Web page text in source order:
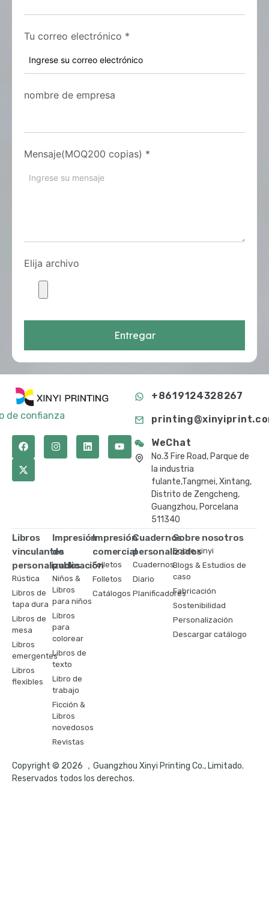
Tu correo electrónico *
nombre de empresa
Mensaje(MOQ200 copias) *
Elija archivo
Entregar
de confianza
+8619124328267
WeChat
No.3 Fire Road, Parque de
la industria
fulante,Tangmei, Xintang,
Distrito de Zengcheng,
Guangzhou, Porcelana
511340
Libros
vinculantes
personalizados
Rústica
Libros de
tapa dura
Libros de
mesa
Libros
emergentes
Libros
flexibles
Impresión
de
publicación
Niños &
Libros
para niños
Libros
para
colorear
Libros de
texto
Libro de
trabajo
Ficción &
Libros
novedosos
Revistas
Impresión
comercial
Folletos
Folletos
Catálogos
Cuadernos
personalizados
Cuadernos
Diario
Planificadores
Sobre nosotros
Sobre xinyi
Blogs & Estudios de
caso
Fabricación
Sostenibilidad
Personalización
Descargar catálogo
Copyright © 2026 ，Guangzhou Xinyi Printing Co., Limitado.
Reservados todos los derechos.